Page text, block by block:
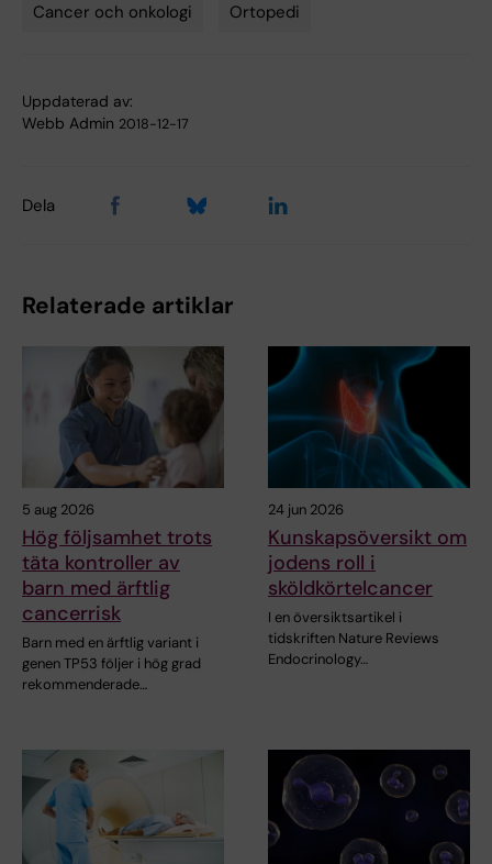
Cancer och onkologi Ortopedi
Uppdaterad av:
Webb Admin 2018-12-17
Dela
Relaterade artiklar
5 aug 2026
Hög följsamhet trots
täta kontroller av
barn med ärftlig
cancerrisk
Barn med en ärftlig variant i
genen TP53 följer i hög grad
rekommenderade…
24 jun 2026
Kunskapsöversikt om
jodens roll i
sköldkörtelcancer
I en översiktsartikel i
tidskriften Nature Reviews
Endocrinology…